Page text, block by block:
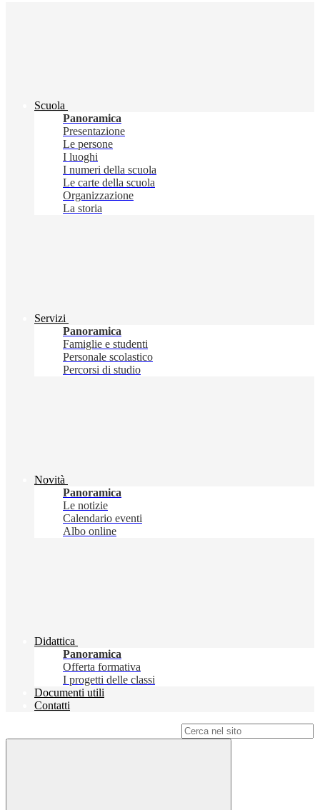
Scuola
Panoramica
Presentazione
Le persone
I luoghi
I numeri della scuola
Le carte della scuola
Organizzazione
La storia
Servizi
Panoramica
Famiglie e studenti
Personale scolastico
Percorsi di studio
Novità
Panoramica
Le notizie
Calendario eventi
Albo online
Didattica
Panoramica
Offerta formativa
I progetti delle classi
Documenti utili
Contatti